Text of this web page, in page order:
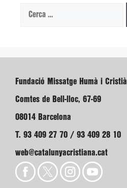
Cerca:
Fundació Missatge Humà i Cristià
Comtes de Bell-lloc, 67-69
08014 Barcelona
T. 93 409 27 70 / 93 409 28 10
web@catalunyacristiana.cat